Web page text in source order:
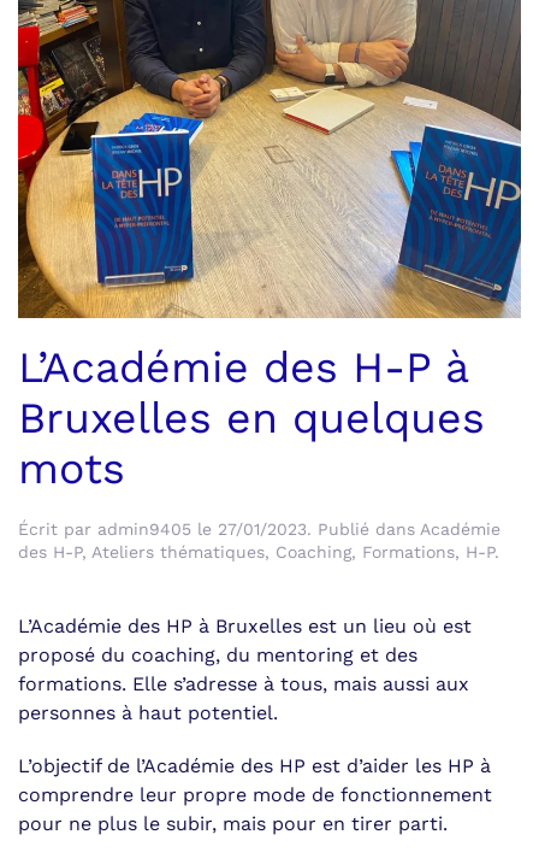
L’Académie des H-P à
Bruxelles en quelques
mots
Écrit par admin9405 le 27/01/2023. Publié dans Académie
des H-P, Ateliers thématiques, Coaching, Formations, H-P.
L’Académie des HP à Bruxelles est un lieu où est
proposé du coaching, du mentoring et des
formations. Elle s’adresse à tous, mais aussi aux
personnes à haut potentiel.
L’objectif de l’Académie des HP est d’aider les HP à
comprendre leur propre mode de fonctionnement
pour ne plus le subir, mais pour en tirer parti.